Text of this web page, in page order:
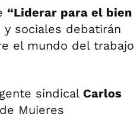
“Liderar para el bien
sociales debatirán
el mundo del trabajo
sindical Carlos
Mujeres